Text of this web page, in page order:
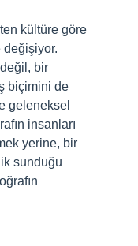
kültüre göre
bir
biçimini de
geleneksel
insanları
yerine, bir
sunduğu